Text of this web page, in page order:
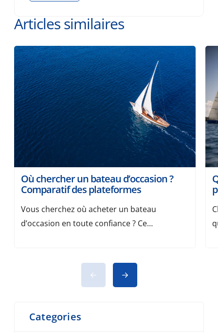
Articles similaires
Où chercher un bateau d’occasion ?
Comparatif des plateformes
Vous cherchez où acheter un bateau
d’occasion en toute confiance ? Ce
prix, avec nos critères de choix et des
conseils de sécurité. Avant de vous lancer,
une plateforme spécialisée ? Notre […]
Categories